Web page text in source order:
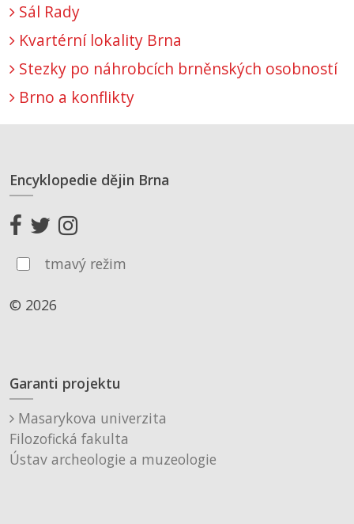
Sál Rady
Kvartérní lokality Brna
Stezky po náhrobcích brněnských osobností
Brno a konflikty
Encyklopedie dějin Brna
tmavý režim
© 2026
Garanti projektu
Masarykova univerzita
Filozofická fakulta
Ústav archeologie a muzeologie